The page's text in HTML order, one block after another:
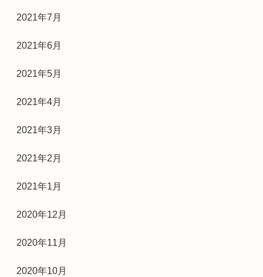
2021年7月
2021年6月
2021年5月
2021年4月
2021年3月
2021年2月
2021年1月
2020年12月
2020年11月
2020年10月